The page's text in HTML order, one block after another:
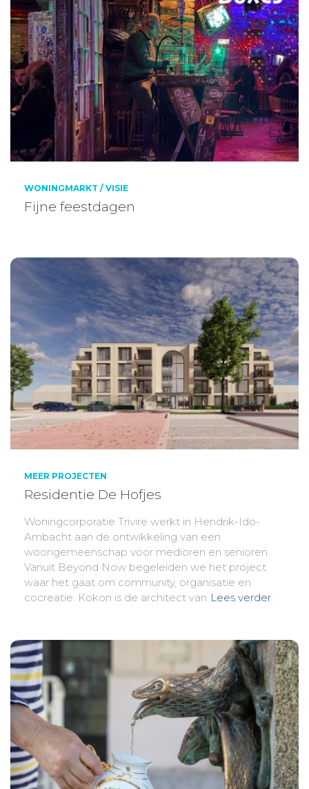
WONINGMARKT / VISIE
Fijne feestdagen
MEER PROJECTEN
Residentie De Hofjes
Woningcorporatie Trivire werkt in Hendrik-Ido-
Ambacht aan de ontwikkeling van een
woongemeenschap voor medioren en senioren.
Vanuit Beyond Now begeleiden we het project
waar het gaat om community, organisatie en
cocreatie. Kokon is de architect van Lees verder